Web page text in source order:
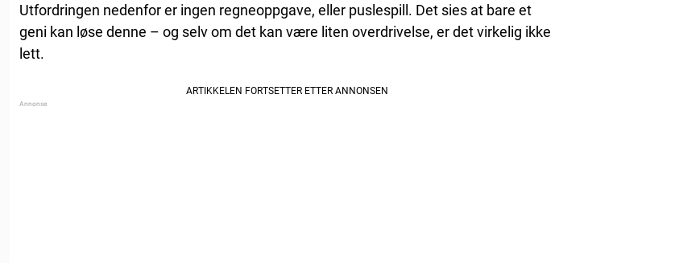
Utfordringen nedenfor er ingen regneoppgave, eller puslespill. Det sies at bare et
geni kan løse denne – og selv om det kan være liten overdrivelse, er det virkelig ikke
lett.